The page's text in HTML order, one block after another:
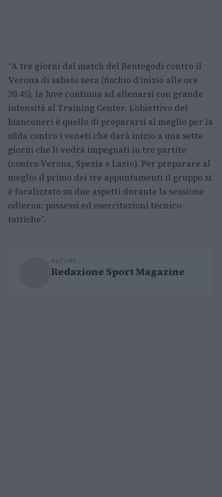
“A tre giorni dal match del Bentegodi contro il
Verona di sabato sera (fischio d’inizio alle ore
20.45), la Juve continua ad allenarsi con grande
intensità al Training Center. L’obiettivo dei
bianconeri è quello di prepararsi al meglio per la
sfida contro i veneti che darà inizio a una sette
giorni che li vedrà impegnati in tre partite
(contro Verona, Spezia e Lazio). Per preparare al
meglio il primo dei tre appuntamenti il gruppo si
è focalizzato su due aspetti durante la sessione
odierna: possessi ed esercitazioni tecnico-
tattiche”.
AUTORE
Redazione Sport Magazine